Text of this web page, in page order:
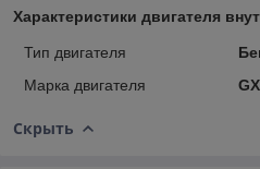
Характеристики двигателя
Тип двигателя
Марка двигателя
Скрыть